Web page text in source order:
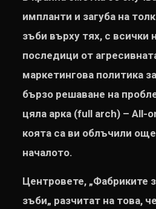
импланти и загуба на
зъби върху тях, с всички
последици от
маркетингова политика
бързо решаване на
цяла арка (full arch)– All-
коята са ви облъчили
началото.
Центровете, „Фабриките
зъби„ разчитат на това,